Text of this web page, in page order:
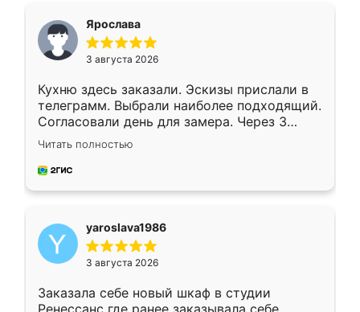
Ярослава
3 августа 2026
Кухню здесь заказали. Эскизы прислали в
телеграмм. Выбрали наиболее подходящий.
Согласовали день для замера. Через 3
недели кухня была уже готова. Остались
довольны работой. Спасибо Ренессанс
мебель за качественную работу!
Читать полностью
yaroslava1986
3 августа 2026
Заказала себе новый шкаф в студии
Ренессанс где ранее заказывала себе